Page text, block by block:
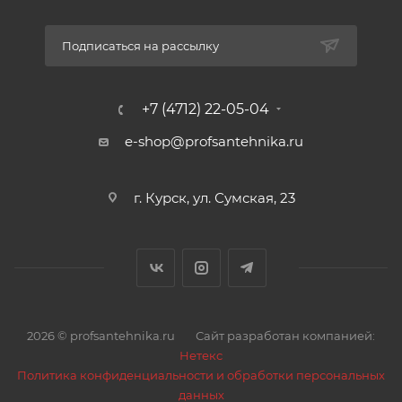
Подписаться на рассылку
+7 (4712) 22-05-04
e-shop@profsantehnika.ru
г. Курск, ул. Сумская, 23
2026 © profsantehnika.ru
Сайт разработан компанией:
Нетекс
Политика конфиденциальности и обработки персональных
данных